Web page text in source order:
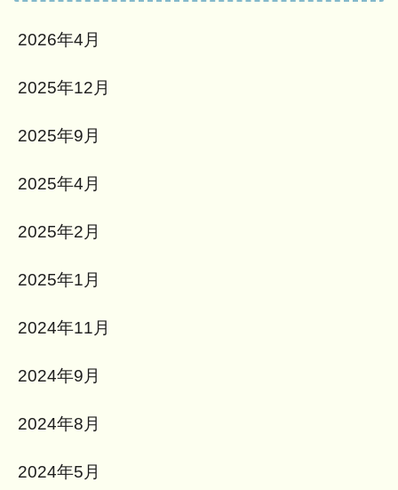
2026年4月
2025年12月
2025年9月
2025年4月
2025年2月
2025年1月
2024年11月
2024年9月
2024年8月
2024年5月